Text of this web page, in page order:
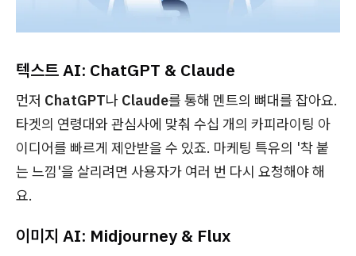
텍스트 AI: ChatGPT & Claude
먼저 ChatGPT나 Claude를 통해 멘트의 뼈대를 잡아요.
타겟의 연령대와 관심사에 맞춰 수십 개의 카피라이팅 아
이디어를 빠르게 제안받을 수 있죠. 마케팅 특유의 '착 붙
는 느낌'을 살리려면 사용자가 여러 번 다시 요청해야 해
요.
이미지 AI: Midjourney & Flux